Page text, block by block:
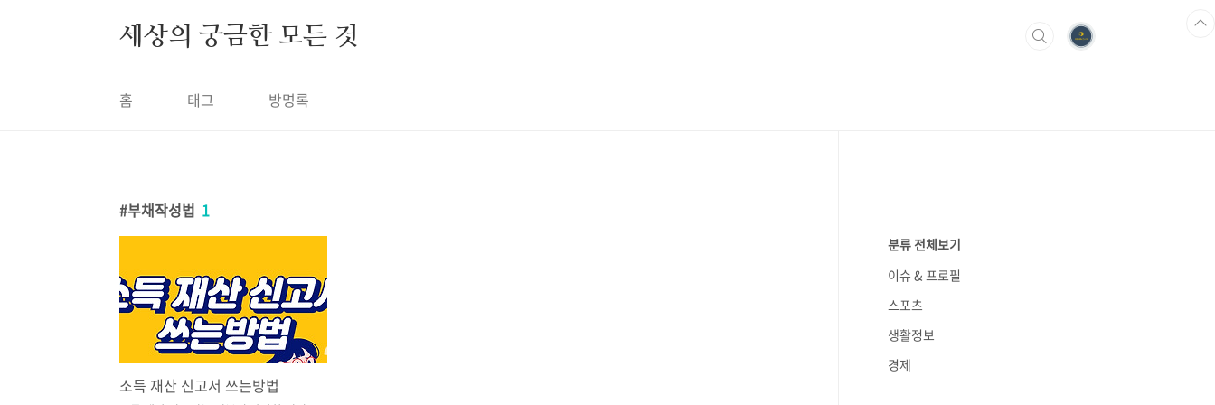
세상의 궁금한 모든 것
홈 태그 방명록
부채작성법 1
소득 재산 신고서 쓰는방법
분류 전체보기
이슈 & 프로필
스포츠
생활정보
경제